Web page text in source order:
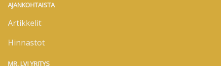
AJANKOHTAISTA
Artikkelit
Hinnastot
MR. LVI YRITYS